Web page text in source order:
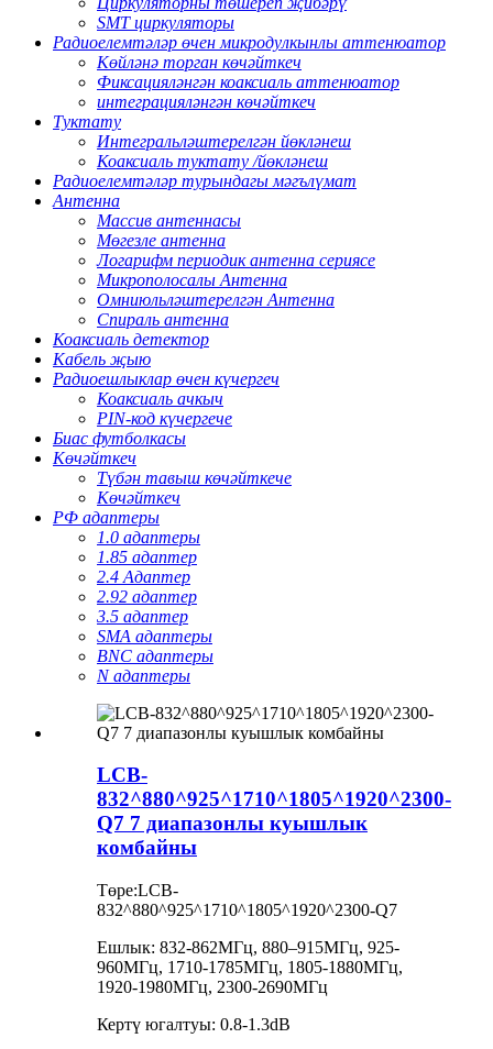
SMT циркуляторы
Радиоелемтәләр өчен микродулкынлы аттенюатор
Көйләнә торган көчәйткеч
Фиксацияләнгән коаксиаль аттенюатор
интеграцияләнгән көчәйткеч
Туктату
Интегральләштерелгән йөкләнеш
Коаксиаль туктату /йөкләнеш
Радиоелемтәләр турындагы мәгълүмат
Антенна
Массив антеннасы
Мөгезле антенна
Логарифм периодик антенна сериясе
Микрополосалы Антенна
Омниюльләштерелгән Антенна
Спираль антенна
Коаксиаль детектор
Кабель җыю
Радиоешлыклар өчен күчергеч
Коаксиаль ачкыч
PIN-код күчергече
Биас футболкасы
Көчәйткеч
Түбән тавыш көчәйткече
Көчәйткеч
РФ адаптеры
1.0 адаптеры
1.85 адаптер
2.4 Адаптер
2.92 адаптер
3.5 адаптер
SMA адаптеры
BNC адаптеры
N адаптеры
LCB-
832^880^925^1710^1805^1920^2300-
Q7 7 диапазонлы куышлык
комбайны
Төре:LCB-
832^880^925^1710^1805^1920^2300-Q7
Ешлык: 832-862МГц, 880–915МГц, 925-
960МГц, 1710-1785МГц, 1805-1880МГц,
1920-1980МГц, 2300-2690МГц
Кертү югалтуы: 0.8-1.3dB